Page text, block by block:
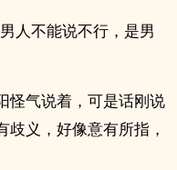
人不能说不行，是男
怪气说着，可是话刚说
义，好像意有所指，